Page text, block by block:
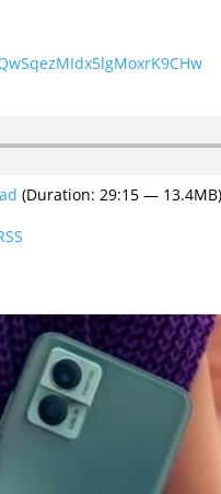
(Duration: 29:15 — 13.4MB)